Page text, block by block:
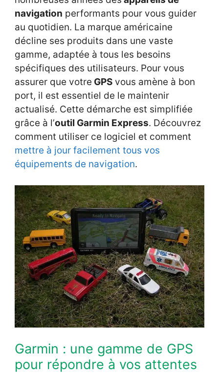
navigation performants pour vous guider
au quotidien. La marque américaine
décline ses produits dans une vaste
gamme, adaptée à tous les besoins
spécifiques des utilisateurs. Pour vous
assurer que votre GPS vous amène à bon
port, il est essentiel de le maintenir
actualisé. Cette démarche est simplifiée
grâce à l’outil Garmin Express. Découvrez
comment utiliser ce logiciel et comment
mettre à jour facilement tous vos
équipements de navigation.
Garmin : une gamme de GPS
pour répondre à vos attentes